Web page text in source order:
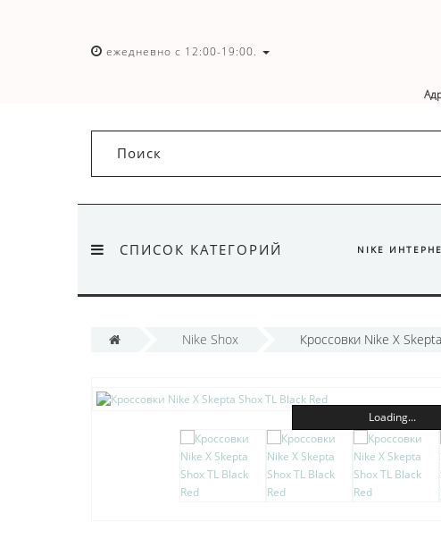
ежедневно с 12:00-19:00.
СПИСОК КАТЕГОРИЙ NIKE
Nike Shox Кроссовки Nike X
Loading...